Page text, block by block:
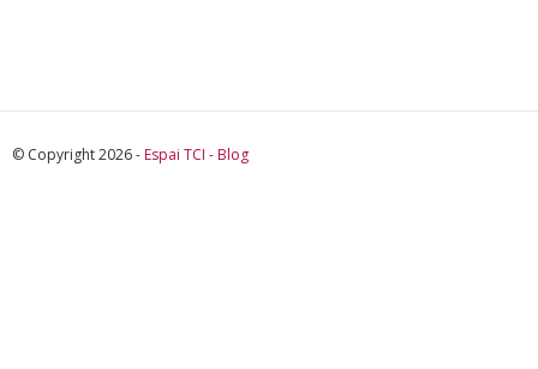
© Copyright 2026 - Espai TCI - Blog